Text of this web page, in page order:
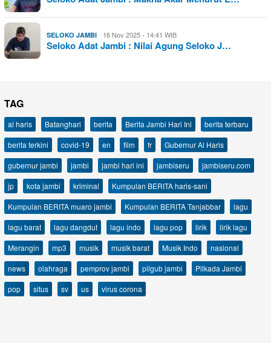
SELOKO JAMBI 16 Nov 2025 - 14:41 WIB
Seloko Adat Jambi : Nilai Agung Seloko J…
TAG
al haris Batanghari berita Berita Jambi Hari Ini
berita terbaru
berita terkini
covid-19 en film fr
Gubernur Al Haris
gubernur jambi
jambi jambi hari ini jambiseru
jambiseru.com
jp
kota jambi kriminal
Kumpulan BERITA haris-sani
Kumpulan BERITA muaro jambi
Kumpulan BERITA Tanjabbar
lagu
lagu barat
lagu dangdut lagu indo lagu pop lirik
lirik lagu
Merangin
mp3 musik musik barat Musik Indo
nasional
news
olahraga pemprov jambi pilgub jambi
Pilkada Jambi
pop
situs sv us virus corona